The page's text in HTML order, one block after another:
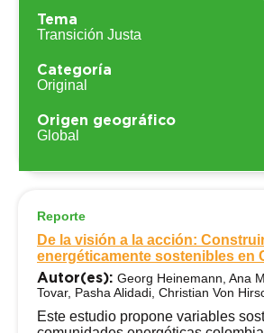
Tema
Transición Justa
Categoría
Original
Origen geográfico
Global
Reporte
De la visión a la acción:
energéticamente sostenibles en
Autor(es): Georg Heinemann, Ana
Tovar, Pasha Alidadi, Christian Von
Este estudio propone variables